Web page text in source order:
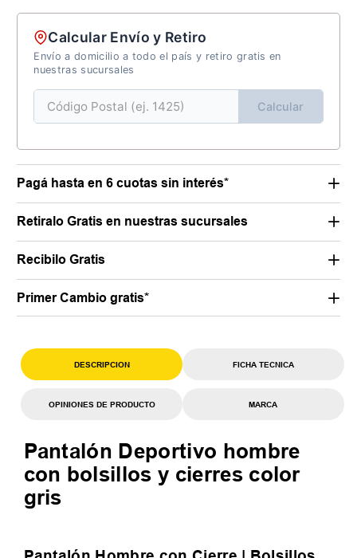
Calcular Envío y Retiro
Envío a domicilio a todo el país y retiro gratis en
nuestras sucursales
Calcular
Pagá hasta en 6 cuotas sin interés*
Retiralo Gratis en nuestras sucursales
Recibilo Gratis
Primer Cambio gratis*
DESCRIPCION FICHA TECNICA
OPINIONES DE PRODUCTO MARCA
Pantalón Deportivo hombre
con bolsillos y cierres color
gris